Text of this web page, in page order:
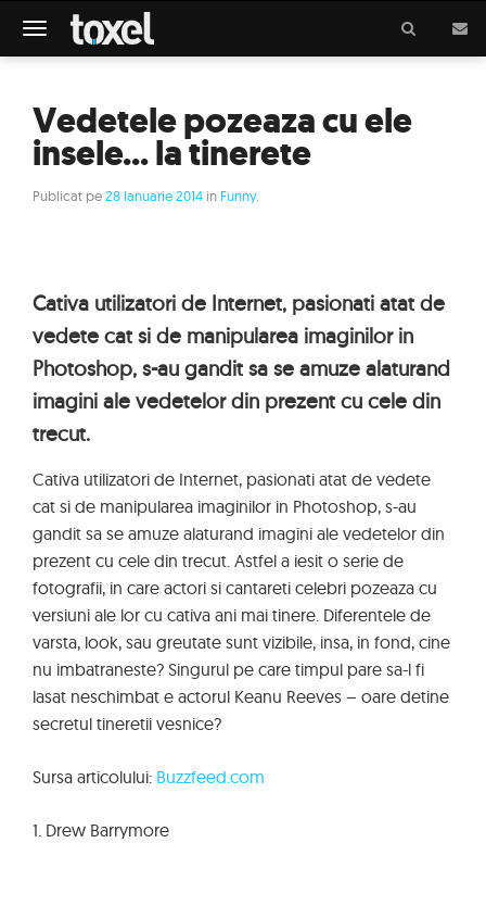
Meniu
Vedetele pozeaza cu ele
insele... la tinerete
Publicat pe28 Ianuarie 2014 in Funny.
Cativa utilizatori de Internet, pasionati atat de
vedete cat si de manipularea imaginilor in
Photoshop, s-au gandit sa se amuze alaturand
imagini ale vedetelor din prezent cu cele din
trecut.
Cativa utilizatori de Internet, pasionati atat de vedete
cat si de manipularea imaginilor in Photoshop, s-au
gandit sa se amuze alaturand imagini ale vedetelor din
prezent cu cele din trecut. Astfel a iesit o serie de
fotografii, in care actori si cantareti celebri pozeaza cu
versiuni ale lor cu cativa ani mai tinere. Diferentele de
varsta, look, sau greutate sunt vizibile, insa, in fond, cine
nu imbatraneste? Singurul pe care timpul pare sa-l fi
lasat neschimbat e actorul Keanu Reeves – oare detine
secretul tineretii vesnice?
Sursa articolului: Buzzfeed.com
1. Drew Barrymore